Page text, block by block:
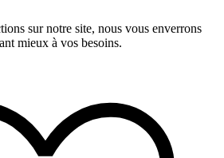
sur notre site, nous vous enverrons
mieux à vos besoins.